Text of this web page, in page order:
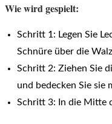
Wie wird gespielt:
Schritt 1: Legen Sie
Schnüre über die
Schritt 2: Ziehen Sie
und bedecken Sie sie
Schritt 3: In die Mitte